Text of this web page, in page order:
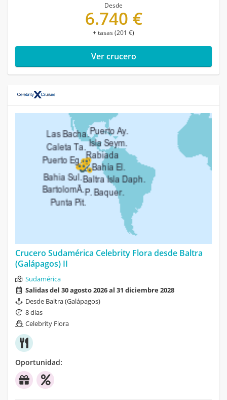
Desde
6.740 €
+ tasas (201 €)
Ver crucero
Crucero Sudamérica Celebrity Flora desde Baltra
(Galápagos) II
Sudamérica
Salidas del 30 agosto 2026 al 31 diciembre 2028
Desde Baltra (Galápagos)
8 días
Celebrity Flora
Oportunidad: